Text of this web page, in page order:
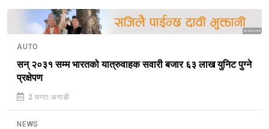
Sponsored
AUTO
सन् २०३१ सम्म भारतको यात्रुवाहक सवारी बजार ६३ लाख युनिट पुग्ने
प्रक्षेपण
2 घण्टा अगाडी
NEWS